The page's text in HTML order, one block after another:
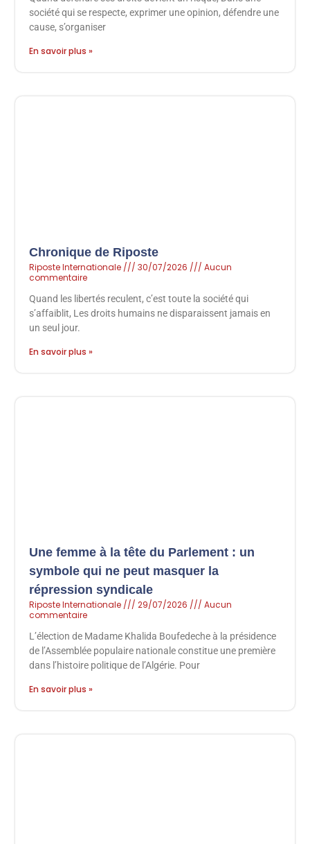
société qui se respecte, exprimer une opinion, défendre une
cause, s’organiser
En savoir plus »
Chronique de Riposte
Riposte Internationale 30/07/2026
Aucun
commentaire
Quand les libertés reculent, c’est toute la société qui
s’affaiblit, Les droits humains ne disparaissent jamais en
un seul jour.
En savoir plus »
Une femme à la tête du Parlement : un
symbole qui ne peut masquer la
répression syndicale
Riposte Internationale 29/07/2026
Aucun
commentaire
L’élection de Madame Khalida Boufedeche à la présidence
de l’Assemblée populaire nationale constitue une première
dans l’histoire politique de l’Algérie. Pour
En savoir plus »